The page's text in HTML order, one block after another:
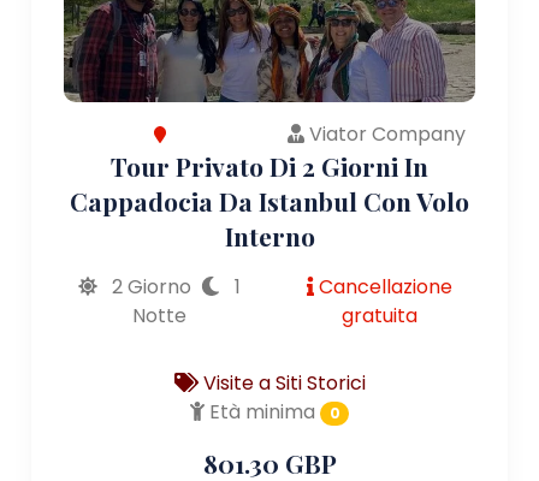
Viator Company
Tour Privato Di 2 Giorni In
Cappadocia Da Istanbul Con Volo
Interno
2 Giorno
1
Notte
Cancellazione
gratuita
Visite a Siti Storici
Età minima
0
801.30 GBP